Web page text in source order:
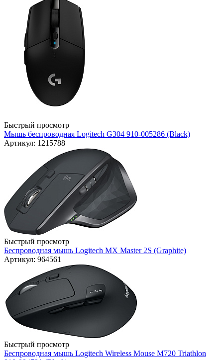
Быстрый просмотр
Мышь беспроводная Logitech G304 910-005286 (Black)
Артикул: 1215788
Быстрый просмотр
Беспроводная мышь Logitech MX Master 2S (Graphite)
Артикул: 964561
Быстрый просмотр
Беспроводная мышь Logitech Wireless Mouse M720 Triathlon